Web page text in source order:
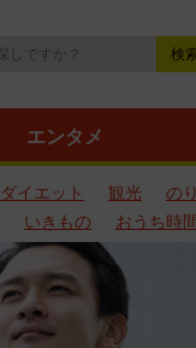
エンタメ
ダイエット 観光 の
いきもの おうち時間